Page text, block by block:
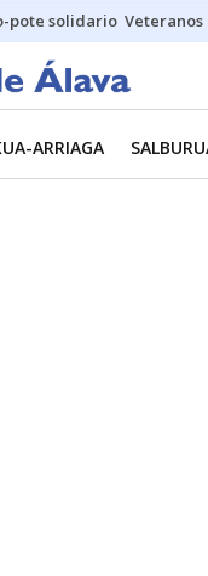
pote solidario Veteranos
ARRIAGA